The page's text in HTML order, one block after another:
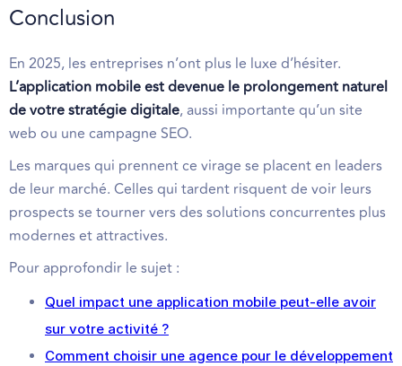
Conclusion
En 2025, les entreprises n’ont plus le luxe d’hésiter.
L’application mobile est devenue le prolongement naturel
de votre stratégie digitale, aussi importante qu’un site
web ou une campagne SEO.
Les marques qui prennent ce virage se placent en leaders
de leur marché. Celles qui tardent risquent de voir leurs
prospects se tourner vers des solutions concurrentes plus
modernes et attractives.
Pour approfondir le sujet :
Quel impact une application mobile peut-elle avoir
sur votre activité ?
Comment choisir une agence pour le développement